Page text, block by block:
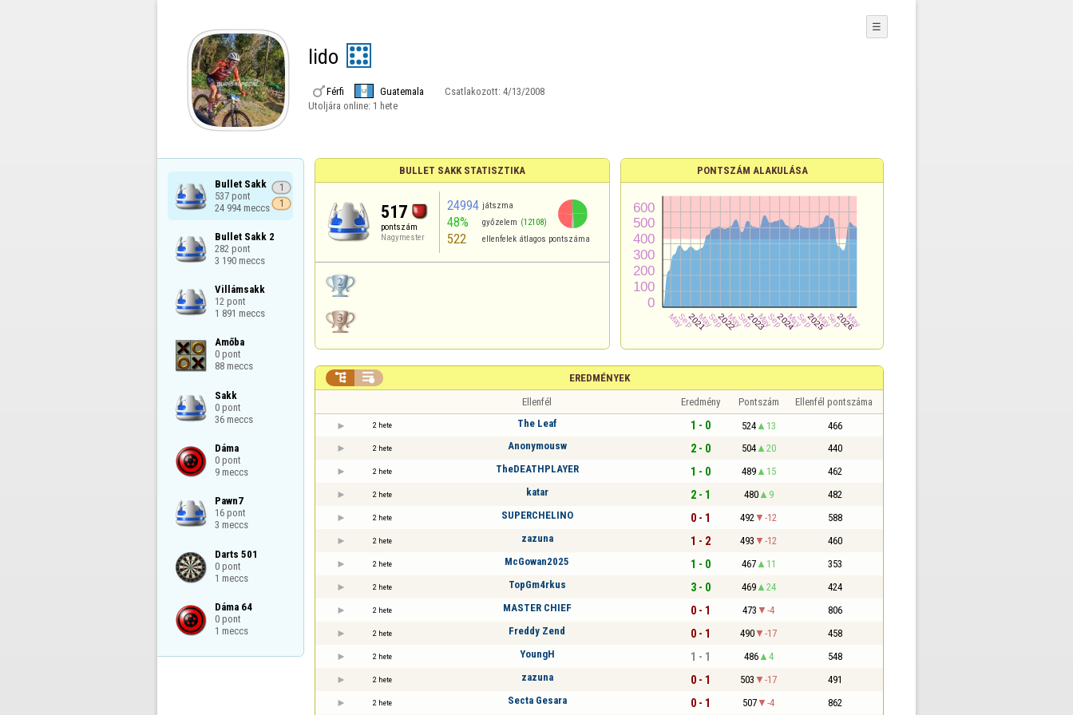
lido
Férfi Guatemala Csatlakozott: 4/13/2008
Utoljára online: 1 hete
☰
Bullet Sakk
537 pont
24 994 meccs
1
1
Bullet Sakk 2
282 pont
3 190 meccs
Villámsakk
12 pont
1 891 meccs
Amőba
0 pont
88 meccs
Sakk
0 pont
36 meccs
Dáma
0 pont
9 meccs
Pawn7
16 pont
3 meccs
Darts 501
0 pont
1 meccs
Dáma 64
0 pont
1 meccs
BULLET SAKK STATISZTIKA
517
pontszám
Nagymester
24994 játszma
48% győzelem (12108)
522 ellenfelek átlagos pontszáma
PONTSZÁM ALAKULÁSA
EREDMÉNYEK
 
Ellenfél Eredmény Pontszám Ellenfél pontszáma
2 hete The Leaf 1 - 0 524 13 466
2 hete Anonymousw 2 - 0 504 20 440
2 hete TheDEATHPLAYER 1 - 0 489 15 462
2 hete katar 2 - 1 480 9 482
2 hete SUPERCHELINO 0 - 1 492 -12 588
2 hete zazuna 1 - 2 493 -12 460
2 hete McGowan2025 1 - 0 467 11 353
2 hete TopGm4rkus 3 - 0 469 24 424
2 hete MASTER CHIEF 0 - 1 473 -4 806
2 hete Freddy Zend 0 - 1 490 -17 458
2 hete YoungH 1 - 1 486 4 548
2 hete zazuna 0 - 1 503 -17 491
2 hete Secta Gesara 0 - 1 507 -4 862